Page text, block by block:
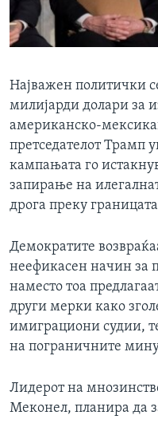
Најважен политички
милијарди долари за
американско-
претседателот Трамп
кампањата го
запирање на
дрога преку
Демократите
неефикасен начин за
наместо тоа
други мерки како
имиграциони судии,
на пограничните
Лидерот на
Меконел, планира да